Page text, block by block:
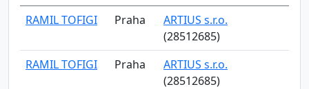
RAMIL TOFIGI
Praha
ARTIUS s.r.o.
(28512685)
RAMIL TOFIGI
Praha
ARTIUS s.r.o.
(28512685)